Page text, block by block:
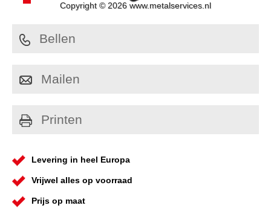
Copyright © 2026 www.metalservices.nl
Bellen
Mailen
Printen
Levering in heel Europa
Vrijwel alles op voorraad
Prijs op maat